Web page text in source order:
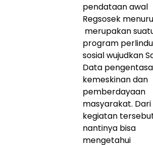
pendataan awal
Regsosek
merupakan
program
sosial wujudkan
Data
kemeskinan dan
pemberdayaan
masyarakat. Dari
kegiatan
nantinya bisa
mengetahui